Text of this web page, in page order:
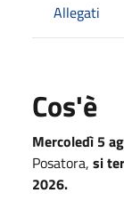
Allegati
Cos'è
Mercoledì 5
Posatora, si
2026.